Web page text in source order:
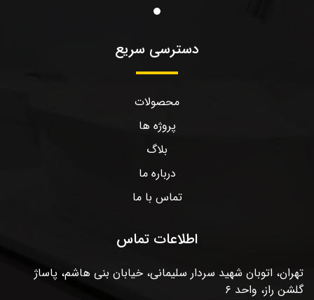
دسترسی سریع
محصولات
پروژه ها
بلاگ
درباره ما
تماس با ما
اطلاعات تماس
تهران، اتوبان شهید سردار سلیمانی، خیابان بنی هاشم، پاساژ
گلشن راز، واحد ۶